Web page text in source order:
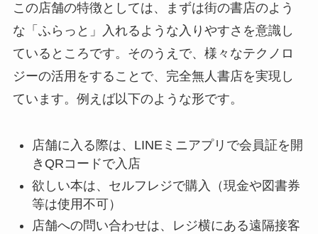
この店舗の特徴としては、まずは街の書店のよう
な「ふらっと」入れるような入りやすさを意識し
ているところです。そのうえで、様々なテクノロ
ジーの活用をすることで、完全無人書店を実現し
ています。例えば以下のような形です。
店舗に入る際は、LINEミニアプリで会員証を開
きQRコードで入店
欲しい本は、セルフレジで購入（現金や図書券
等は使用不可）
店舗への問い合わせは、レジ横にある遠隔接客